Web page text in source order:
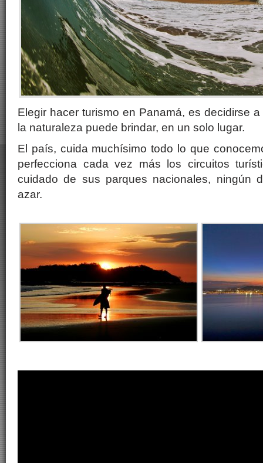
Elegir hacer turismo en Panamá, es decidirse
la naturaleza puede brindar, en un solo lugar.
El país, cuida muchísimo todo lo que
perfecciona cada vez más los circuitos
cuidado de sus parques nacionales, ningún
azar.